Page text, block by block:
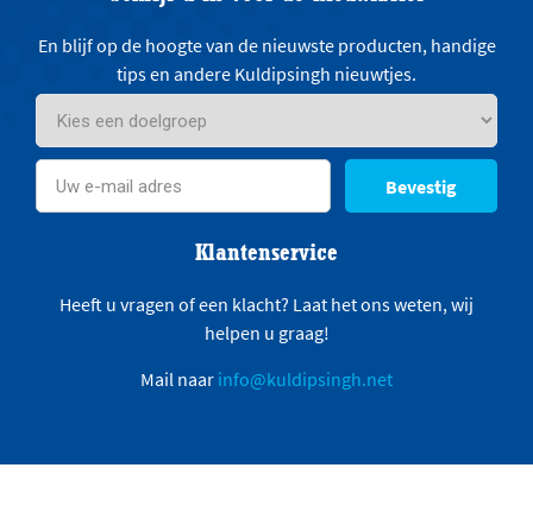
En blijf op de hoogte van de nieuwste producten, handige
tips en andere Kuldipsingh nieuwtjes.
Bevestig
Klantenservice
Heeft u vragen of een klacht? Laat het ons weten, wij
helpen u graag!
Mail naar info@kuldipsingh.net